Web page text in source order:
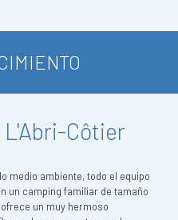
Côtier
medio ambiente, todo el equipo
un camping familiar de tamaño
un muy hermoso